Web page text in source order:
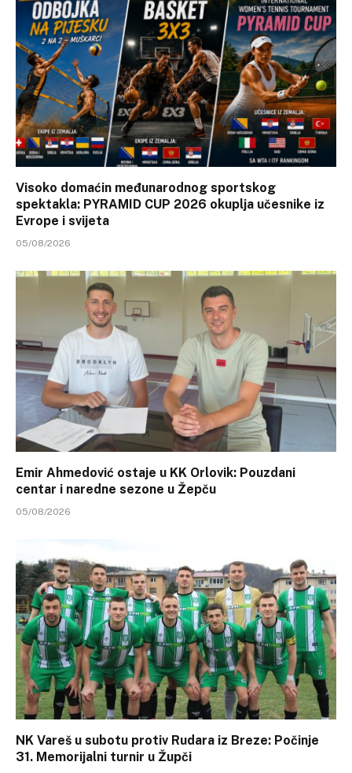
Visoko domaćin međunarodnog sportskog
spektakla: PYRAMID CUP 2026 okuplja učesnike iz
Evrope i svijeta
05/08/2026
Emir Ahmedović ostaje u KK Orlovik: Pouzdani
centar i naredne sezone u Žepču
05/08/2026
NK Vareš u subotu protiv Rudara iz Breze: Počinje
31. Memorijalni turnir u Župči